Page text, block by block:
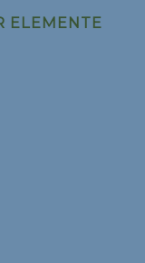
ELEMENTE